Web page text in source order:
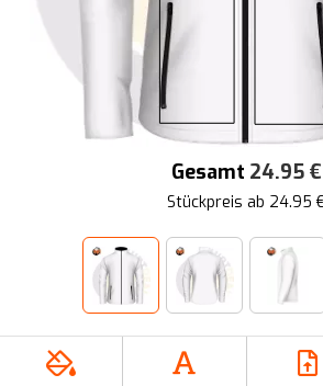
Gesamt 24.95 €
Stückpreis ab 24.95